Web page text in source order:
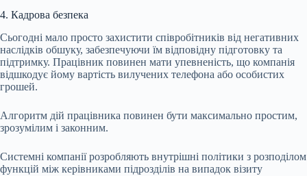
4. Кадрова безпека
Сьогодні мало просто захистити співробітників від негативних
наслідків обшуку, забезпечуючи їм відповідну підготовку та
підтримку. Працівник повинен мати упевненість, що компанія
відшкодує йому вартість вилучених телефона або особистих
грошей.
Алгоритм дій працівника повинен бути максимально простим,
зрозумілим і законним.
Системні компанії розробляють внутрішні політики з розподілом
функцій між керівниками підрозділів на випадок візиту